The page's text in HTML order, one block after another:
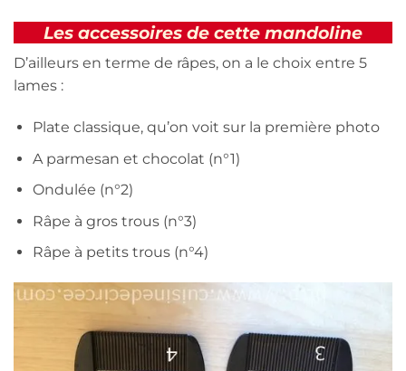
Les accessoires de cette mandoline
D’ailleurs en terme de râpes, on a le choix entre 5
lames :
Plate classique, qu’on voit sur la première photo
A parmesan et chocolat (n°1)
Ondulée (n°2)
Râpe à gros trous (n°3)
Râpe à petits trous (n°4)